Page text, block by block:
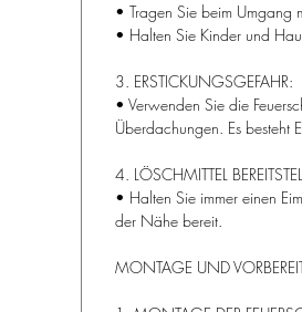
• Tragen Sie beim Umgang
• Halten Sie Kinder und
3. ERSTICKUNGSGEFAHR:
• Verwenden Sie die
Überdachungen. Es besteht
4. LÖSCHMITTEL
• Halten Sie immer einen
der Nähe bereit.
MONTAGE UND